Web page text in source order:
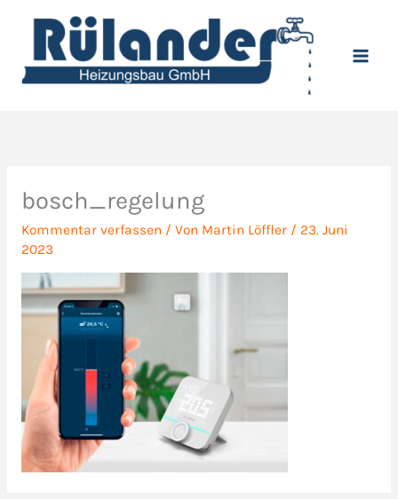
springen
bosch_regelung
Kommentar verfassen / Von Martin Löffler / 23. Juni
2023